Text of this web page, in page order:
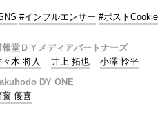
#インフルエンサー #ポストCookie
報堂ＤＹメディアパートナーズ
々木 将人
井上 拓也
小澤 怜平
DY ONE
藤 優喜